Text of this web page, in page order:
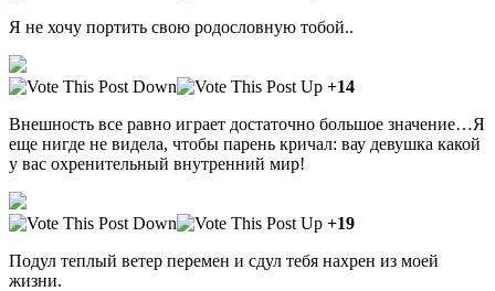
Я не хочу портить свою родословную тобой..
+14
Внешность все равно играет достаточно большое значение…Я
еще нигде не видела, чтобы парень кричал: вау девушка какой
у вас охренительный внутренний мир!
+19
Подул теплый ветер перемен и сдул тебя нахрен из моей
жизни.